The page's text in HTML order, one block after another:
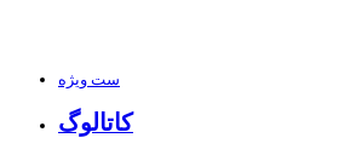
ست ویژه
کاتالوگ